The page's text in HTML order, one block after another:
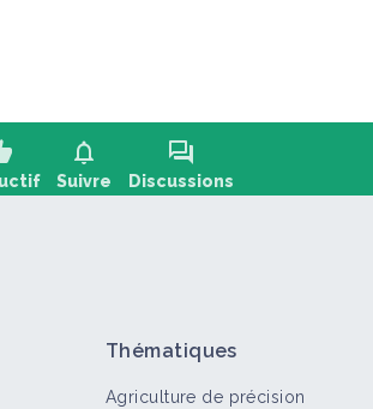
notifications
Suivre
forum
Discussions
Thématiques
Agriculture de précision